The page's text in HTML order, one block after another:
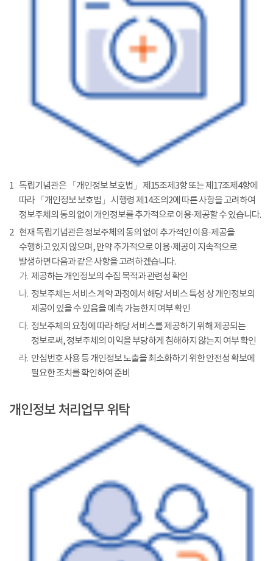
1 독립기념관은 「개인정보 보호법」 제15조제3항 또는 제17조제4항에
따라 「개인정보 보호법」 시행령 제14조의2에 따른 사항을 고려하여
정보주체의 동의 없이 개인정보를 추가적으로 이용·제공할 수 있습니다.
2 현재 독립기념관은 정보주체의 동의 없이 추가적인 이용·제공을
수행하고 있지 않으며, 만약 추가적으로 이용·제공이 지속적으로
발생하면 다음과 같은 사항을 고려하겠습니다.
가. 제공하는 개인정보의 수집 목적과 관련성 확인
나. 정보주체는 서비스 계약 과정에서 해당 서비스 특성 상 개인정보의
제공이 있을 수 있음을 예측 가능한지 여부 확인
다. 정보주체의 요청에 따라 해당 서비스를 제공하기 위해 제공되는
정보로써, 정보주체의 이익을 부당하게 침해하지 않는지 여부 확인
라. 안심번호 사용 등 개인정보 노출을 최소화하기 위한 안전성 확보에
필요한 조치를 확인하여 준비
개인정보 처리업무 위탁